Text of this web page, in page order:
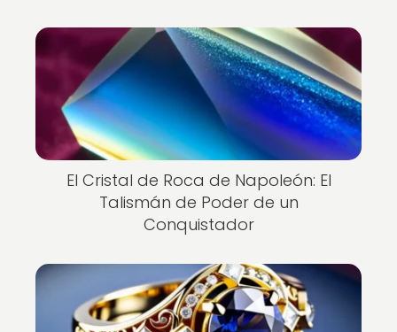
El Cristal de Roca de Napoleón: El
Talismán de Poder de un
Conquistador